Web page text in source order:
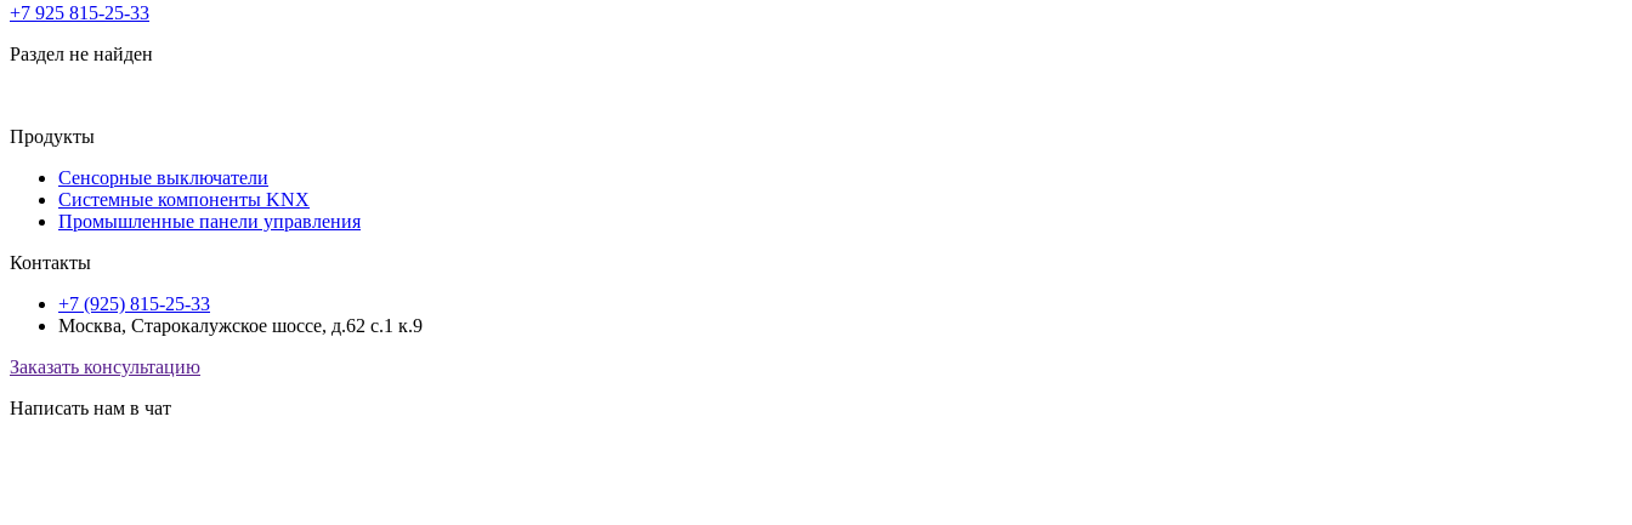
+7 925 815-25-33
Раздел не найден
Продукты
Сенсорные выключатели
Системные компоненты KNX
Промышленные панели управления
Контакты
+7 (925) 815-25-33
Москва, Старокалужское шоссе, д.62 с.1 к.9
Заказать консультацию
Написать нам в чат